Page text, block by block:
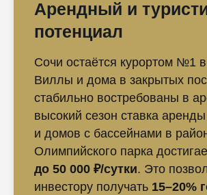
Арендный и
потенциал
Сочи остаётся курортом №1
Виллы и дома в закрытых
стабильно востребованы в
высокий сезон ставка
и домов с бассейнами в
Олимпийского парка
до 50 000 ₽/сутки. Это
инвестору получать 15–20%